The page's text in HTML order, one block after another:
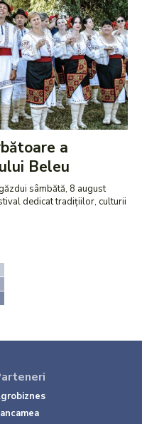
a
Beleu
sâmbătă, 8 august
dedicat tradițiilor, culturii